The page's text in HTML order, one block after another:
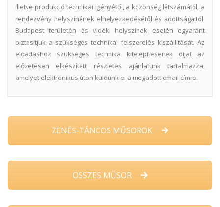
illetve produkció technikai igényétől, a közönség létszámától, a
rendezvény helyszínének elhelyezkedésétől és adottságaitól.
Budapest területén és vidéki helyszínek esetén egyaránt
biztosítjuk a szükséges technikai felszerelés kiszállítását. Az
előadáshoz szükséges technika kitelepítésének díját az
előzetesen elkészített részletes ajánlatunk tartalmazza,
amelyet elektronikus úton küldünk el a megadott email címre.
ZENÉS-TÁNCOS MŰSOROK
ÖSSZES MŰSOR